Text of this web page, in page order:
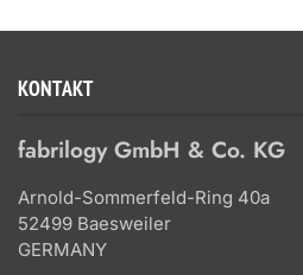
KONTAKT
fabrilogy GmbH & Co. KG
Arnold-Sommerfeld-Ring 40a
52499 Baesweiler
GERMANY